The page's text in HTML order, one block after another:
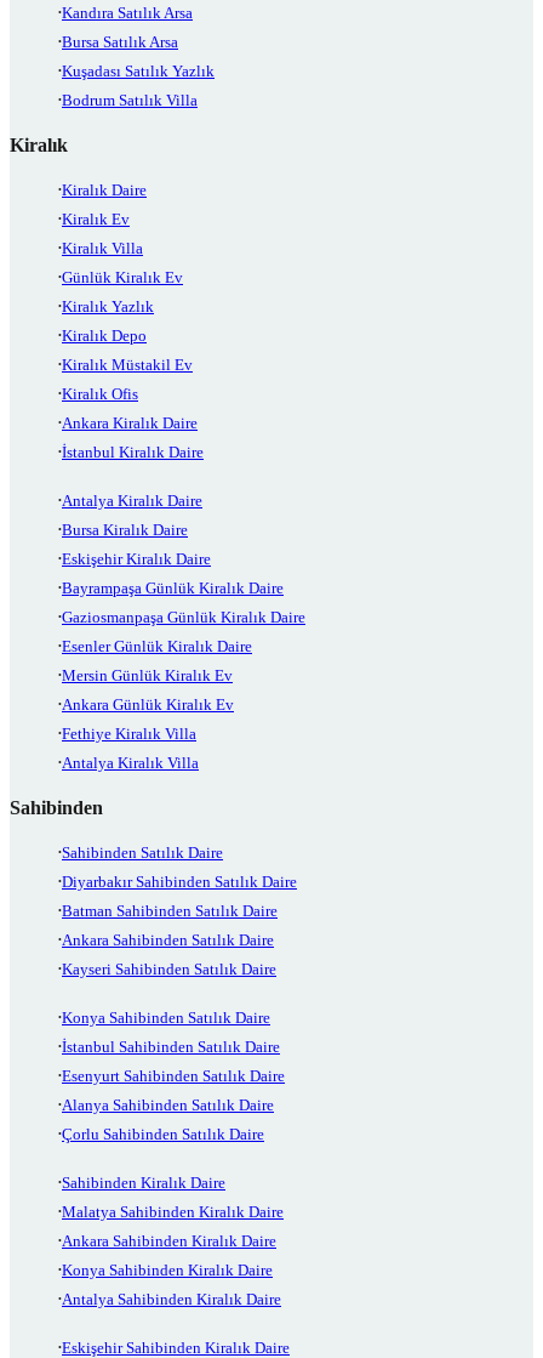
Kandıra Satılık Arsa
Bursa Satılık Arsa
Kuşadası Satılık Yazlık
Bodrum Satılık Villa
Kiralık
Kiralık Daire
Kiralık Ev
Kiralık Villa
Günlük Kiralık Ev
Kiralık Yazlık
Kiralık Depo
Kiralık Müstakil Ev
Kiralık Ofis
Ankara Kiralık Daire
İstanbul Kiralık Daire
Antalya Kiralık Daire
Bursa Kiralık Daire
Eskişehir Kiralık Daire
Bayrampaşa Günlük Kiralık Daire
Gaziosmanpaşa Günlük Kiralık Daire
Esenler Günlük Kiralık Daire
Mersin Günlük Kiralık Ev
Ankara Günlük Kiralık Ev
Fethiye Kiralık Villa
Antalya Kiralık Villa
Sahibinden
Sahibinden Satılık Daire
Diyarbakır Sahibinden Satılık Daire
Batman Sahibinden Satılık Daire
Ankara Sahibinden Satılık Daire
Kayseri Sahibinden Satılık Daire
Konya Sahibinden Satılık Daire
İstanbul Sahibinden Satılık Daire
Esenyurt Sahibinden Satılık Daire
Alanya Sahibinden Satılık Daire
Çorlu Sahibinden Satılık Daire
Sahibinden Kiralık Daire
Malatya Sahibinden Kiralık Daire
Ankara Sahibinden Kiralık Daire
Konya Sahibinden Kiralık Daire
Antalya Sahibinden Kiralık Daire
Eskişehir Sahibinden Kiralık Daire